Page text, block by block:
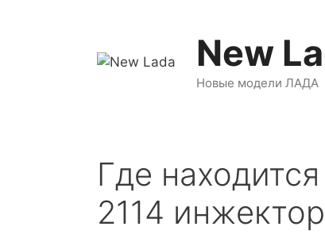
New
Новые модели ЛАДА
Где
2114